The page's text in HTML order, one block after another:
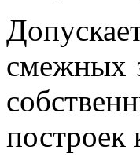
смежных